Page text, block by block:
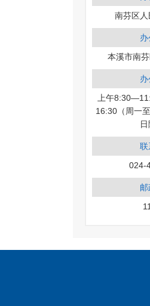
南芬区
本溪市南
上午
16:30（周一
日
联
024-